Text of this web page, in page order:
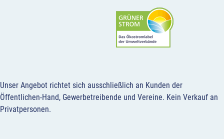
Unser Angebot richtet sich ausschließlich an Kunden der
Öffentlichen-Hand, Gewerbetreibende und Vereine. Kein Verkauf an
Privatpersonen.